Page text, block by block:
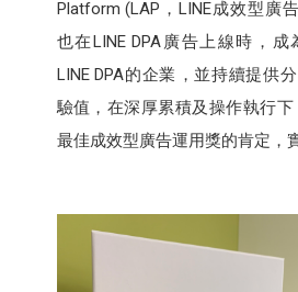
Platform (LAP，LINE成效型廣
也在LINE DPA廣告上線時，
LINE DPA的企業​，並持續提供
驗值，在深厚累積及操作執行下
最佳成效型廣告運用獎的肯定，